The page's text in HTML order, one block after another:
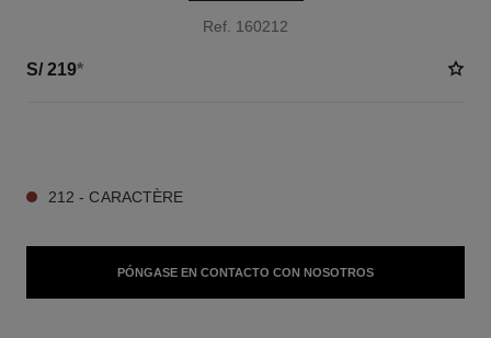
Ref. 160212
S/ 219*
212 - CARACTÈRE
PÓNGASE EN CONTACTO CON NOSOTROS